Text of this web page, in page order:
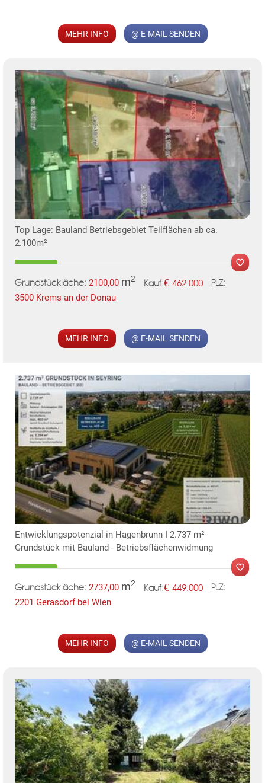
KLIS
KLIS
MEHR INFO @ E-MAIL SENDEN
Top Lage: Bauland Betriebsgebiet Teilflächen ab ca.
2.100m²
Grundstückläche: 2100,00 m2 Kauf:€ 462.000 PLZ:
3500 Krems an der Donau
MEHR INFO @ E-MAIL SENDEN
Entwicklungspotenzial in Hagenbrunn I 2.737 m²
Grundstück mit Bauland - Betriebsflächenwidmung
Grundstückläche: 2737,00 m2 Kauf:€ 449.000 PLZ:
2201 Gerasdorf bei Wien
MEHR INFO @ E-MAIL SENDEN